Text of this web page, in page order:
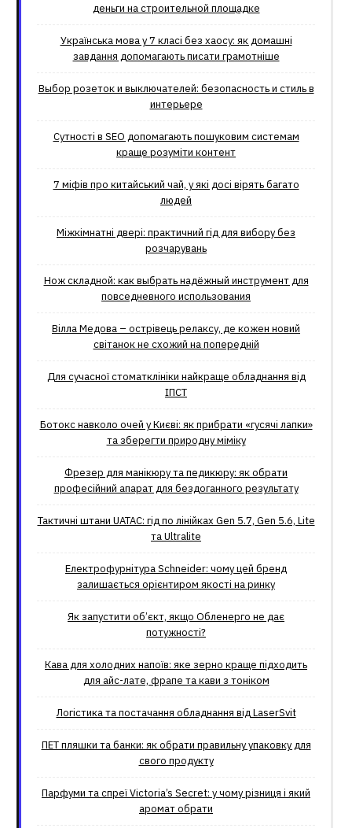
деньги на строительной площадке
Українська мова у 7 класі без хаосу: як домашні
завдання допомагають писати грамотніше
Выбор розеток и выключателей: безопасность и стиль в
интерьере
Сутності в SEO допомагають пошуковим системам
краще розуміти контент
7 міфів про китайський чай, у які досі вірять багато
людей
Міжкімнатні двері: практичний гід для вибору без
розчарувань
Нож складной: как выбрать надёжный инструмент для
повседневного использования
Вілла Медова – острівець релаксу, де кожен новий
світанок не схожий на попередній
Для сучасної стоматклініки найкраще обладнання від
ІПСТ
Ботокс навколо очей у Києві: як прибрати «гусячі лапки»
та зберегти природну міміку
Фрезер для манікюру та педикюру: як обрати
професійний апарат для бездоганного результату
Тактичні штани UATAC: гід по лінійках Gen 5.7, Gen 5.6, Lite
та Ultralite
Електрофурнітура Schneider: чому цей бренд
залишається орієнтиром якості на ринку
Як запустити об’єкт, якщо Обленерго не дає
потужності?
Кава для холодних напоїв: яке зерно краще підходить
для айс-лате, фрапе та кави з тоніком
Логістика та постачання обладнання від LaserSvit
ПЕТ пляшки та банки: як обрати правильну упаковку для
свого продукту
Парфуми та спреї Victoria’s Secret: у чому різниця і який
аромат обрати